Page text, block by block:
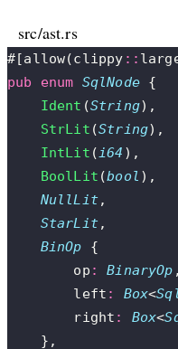
src/ast.rs
#[allow(clippy ::
pub enum SqlNode {
    Ident
(String),
    StrLit
(String),
    IntLit
( i64 ),
    BoolLit
(bool ),
    NullLit
,
    StarLit
,
    BinOp
{
        op
: BinaryOp ,
        left
: Box<
        right
: Box<
    },